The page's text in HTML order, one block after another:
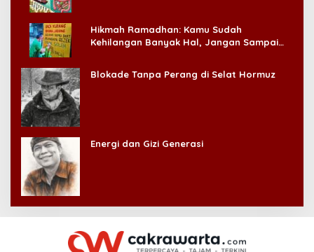
Hikmah Ramadhan: Kamu Sudah
Kehilangan Banyak Hal, Jangan Sampai
Blokade Tanpa Perang di Selat Hormuz
Energi dan Gizi Generasi